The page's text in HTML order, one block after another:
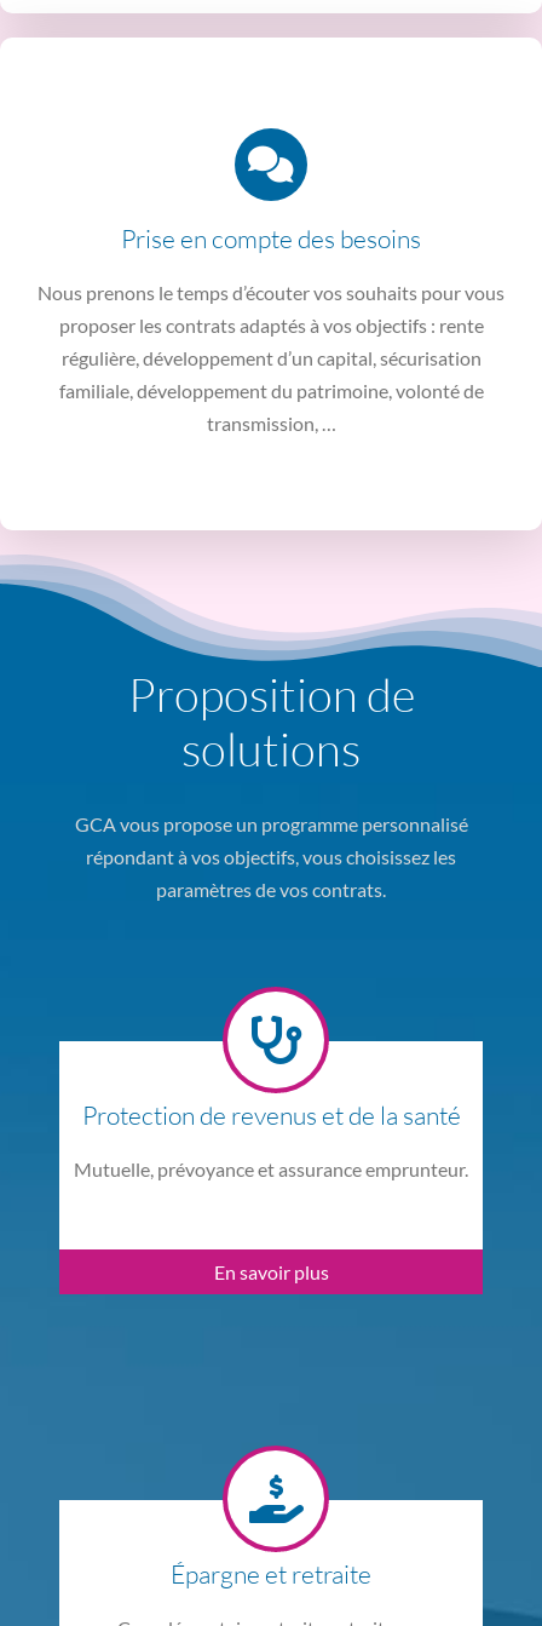
Prise en compte des besoins
Nous prenons le temps d’écouter vos souhaits pour vous
proposer les contrats adaptés à vos objectifs : rente
régulière, développement d’un capital, sécurisation
familiale, développement du patrimoine, volonté de
transmission, …
Proposition de
solutions
GCA vous propose un programme personnalisé
répondant à vos objectifs, vous choisissez les
paramètres de vos contrats.
Protection de revenus et de la santé
Mutuelle, prévoyance et assurance emprunteur.
En savoir plus
Épargne et retraite